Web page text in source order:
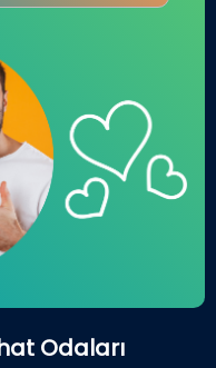
Odaları